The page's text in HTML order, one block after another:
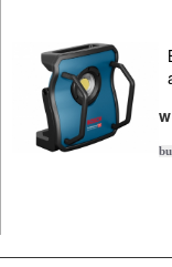
OSPRZĘT
PRĄDOWE